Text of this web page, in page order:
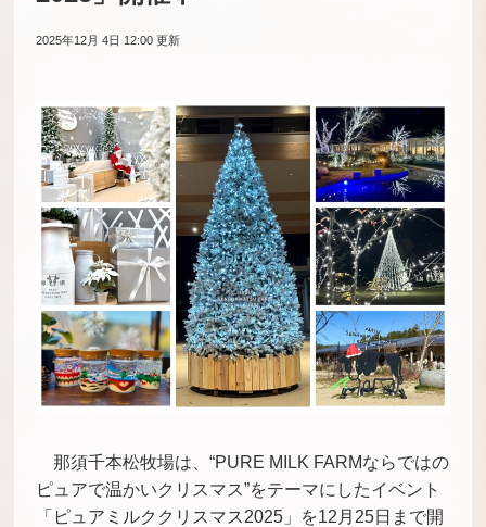
2025年12月 4日 12:00 更新
那須千本松牧場は、“PURE MILK FARMならではの
ピュアで温かいクリスマス”をテーマにしたイベント
「ピュアミルククリスマス2025」を12月25日まで開